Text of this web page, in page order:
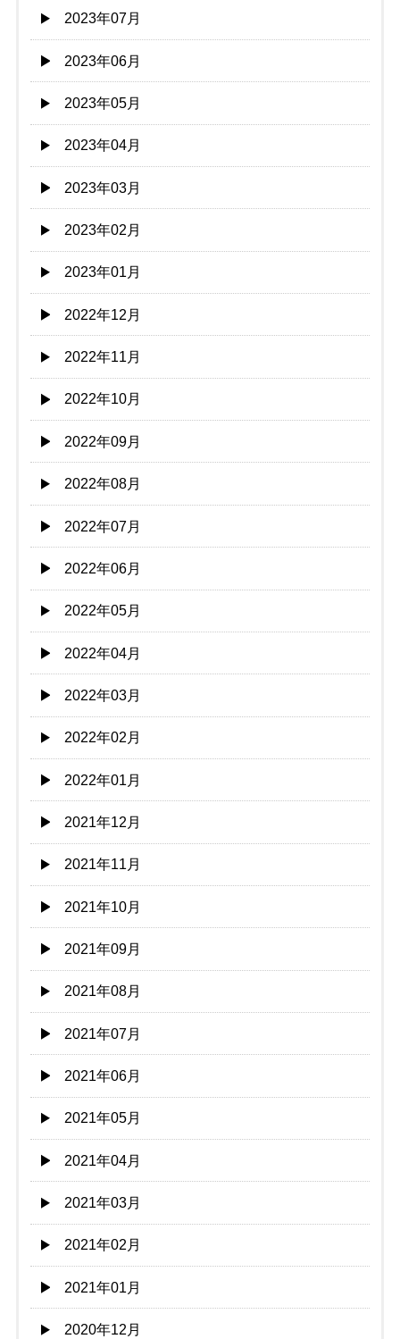
2023年07月
2023年06月
2023年05月
2023年04月
2023年03月
2023年02月
2023年01月
2022年12月
2022年11月
2022年10月
2022年09月
2022年08月
2022年07月
2022年06月
2022年05月
2022年04月
2022年03月
2022年02月
2022年01月
2021年12月
2021年11月
2021年10月
2021年09月
2021年08月
2021年07月
2021年06月
2021年05月
2021年04月
2021年03月
2021年02月
2021年01月
2020年12月